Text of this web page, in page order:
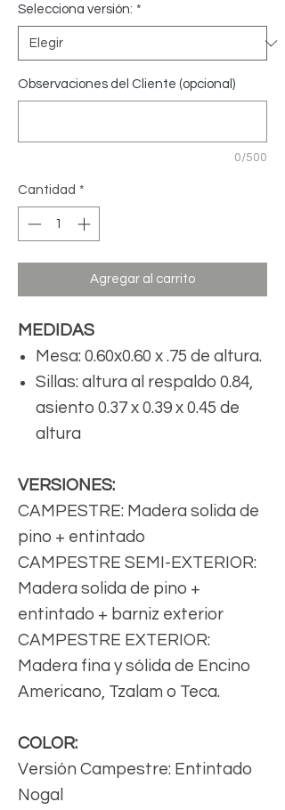
Selecciona versión: *
Observaciones del Cliente (opcional)
0/500
Cantidad *
Agregar al carrito
MEDIDAS
Mesa: 0.60x0.60 x .75 de altura.
Sillas: altura al respaldo 0.84,
asiento 0.37 x 0.39 x 0.45 de
altura
VERSIONES:
CAMPESTRE: Madera solida de
pino + entintado
CAMPESTRE SEMI-EXTERIOR:
Madera solida de pino +
entintado + barniz exterior
CAMPESTRE EXTERIOR:
Madera fina y sólida de Encino
Americano, Tzalam o Teca.
COLOR:
Versión Campestre: Entintado
Nogal